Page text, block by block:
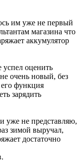
им уже не первый
магазина что
аккумулятор
оценить
очень новый, без
функция
зарядить
уже не представляю,
зимой выручал,
достаточно